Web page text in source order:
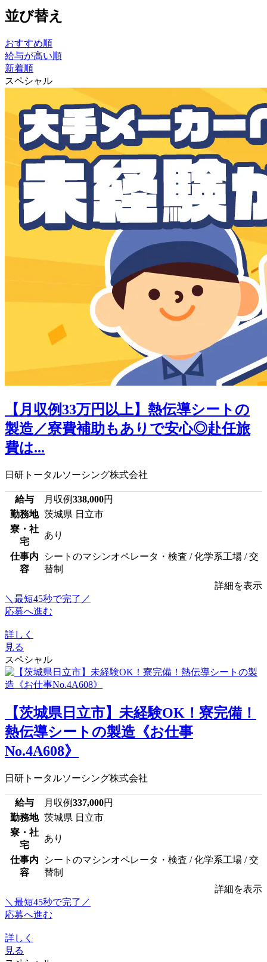
並び替え
おすすめ順
給与が高い順
新着順
スペシャル
【月収例33万円以上】熱伝導シートの
製造／寮費補助もありで安心◎赴任旅
費は...
日研トータルソーシング株式会社
給与 月収例338,000円
勤務地 茨城県 日立市
寮・社
宅
あり
仕事内
容
シートのマシンオペレータ・検査 / 化学系工場 / 交
替制
詳細を表示
＼最短45秒で完了／
応募へ進む
詳しく
見る
スペシャル
【茨城県日立市】未経験OK！寮完備！
熱伝導シートの製造《お仕事
No.4A608》
日研トータルソーシング株式会社
給与 月収例337,000円
勤務地 茨城県 日立市
寮・社
宅
あり
仕事内
容
シートのマシンオペレータ・検査 / 化学系工場 / 交
替制
詳細を表示
＼最短45秒で完了／
応募へ進む
詳しく
見る